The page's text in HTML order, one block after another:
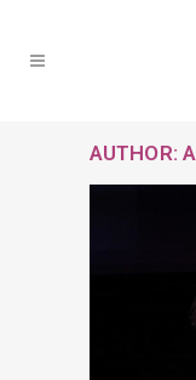
AUTHOR: